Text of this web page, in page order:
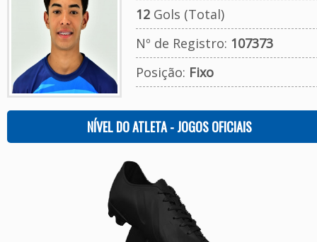
12Gols (Total)
Nº de Registro: 107373
Posição: Fixo
NÍVEL DO ATLETA - JOGOS OFICIAIS